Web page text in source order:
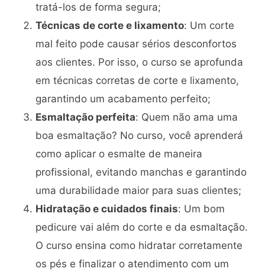
tratá-los de forma segura;
Técnicas de corte e lixamento: Um corte
mal feito pode causar sérios desconfortos
aos clientes. Por isso, o curso se aprofunda
em técnicas corretas de corte e lixamento,
garantindo um acabamento perfeito;
Esmaltação perfeita: Quem não ama uma
boa esmaltação? No curso, você aprenderá
como aplicar o esmalte de maneira
profissional, evitando manchas e garantindo
uma durabilidade maior para suas clientes;
Hidratação e cuidados finais: Um bom
pedicure vai além do corte e da esmaltação.
O curso ensina como hidratar corretamente
os pés e finalizar o atendimento com um